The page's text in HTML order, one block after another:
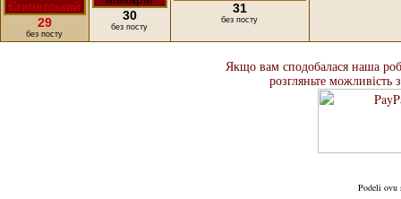
29
без посту
30
без посту
31
без посту
Якщо вам сподобалася наша
розгляньте
Podeli ovu